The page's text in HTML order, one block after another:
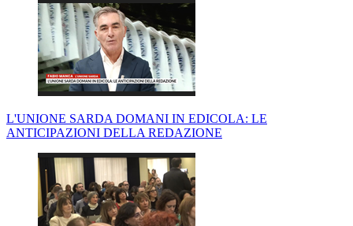
L'UNIONE SARDA DOMANI IN EDICOLA: LE
ANTICIPAZIONI DELLA REDAZIONE